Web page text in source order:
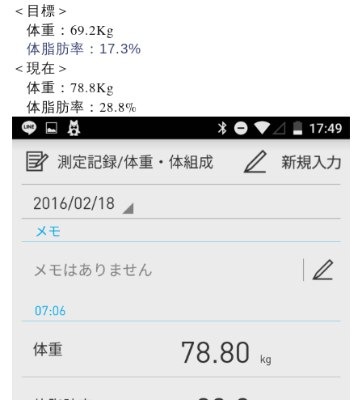
＜目標＞
体重：69.2Kg
体脂肪率：17.3%
＜現在＞
体重：78.8Kg
体脂肪率：28.8%